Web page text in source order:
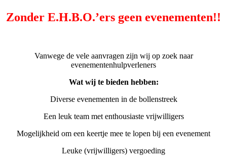
Zonder E.H.B.O.’ers geen evenementen!!
Vanwege de vele aanvragen zijn wij op zoek naar
evenementenhulpverleners
Wat wij te bieden hebben:
Diverse evenementen in de bollenstreek
Een leuk team met enthousiaste vrijwilligers
Mogelijkheid om een keertje mee te lopen bij een evenement
Leuke (vrijwilligers) vergoeding